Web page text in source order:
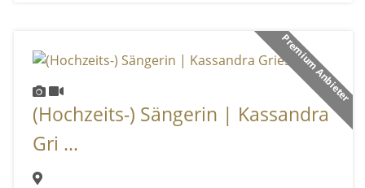
Premium Anbieter
(Hochzeits-) Sängerin | Kassandra
Gri ...